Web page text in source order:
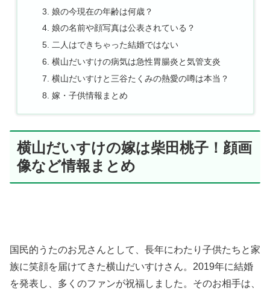
娘の今現在の年齢は何歳？
娘の名前や顔写真は公表されている？
二人はできちゃった結婚ではない
横山だいすけの病気は急性胃腸炎と気管支炎
横山だいすけと三谷たくみの熱愛の噂は本当？
嫁・子供情報まとめ
横山だいすけの嫁は柴田桃子！顔画
像など情報まとめ
国民的うたのお兄さんとして、長年にわたり子供たちと家
族に笑顔を届けてきた横山だいすけさん。2019年に結婚
を発表し、多くのファンが祝福しました。そのお相手は、